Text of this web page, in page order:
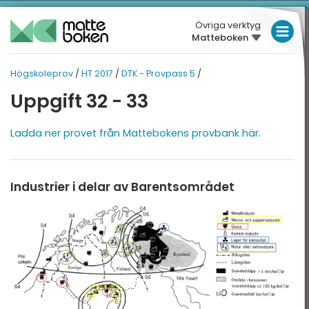
Övriga verktyg
Matteboken
Högskoleprov / HT 2017 / DTK - Provpass 5 /
Uppgift 32 - 33
Ladda ner provet från Mattebokens provbank här.
Industrier i delar av Barentsområdet
LÅGSTADIET
MELLANSTADIET
GYMNASIET
HÖGSKOLEPROV
Översikt
2026
2025
2025
2023
2023
HÖGSKOLEPROV
Översikt
XYZ - Provpass 5
KVA - Provpass 3
KVA - Provpass 5
NOG - Provpass 3
NOG - Provpass 5
DIGITALA VERKTYG
MATTE PÅ LÄTT SV
KUL MED MATTE